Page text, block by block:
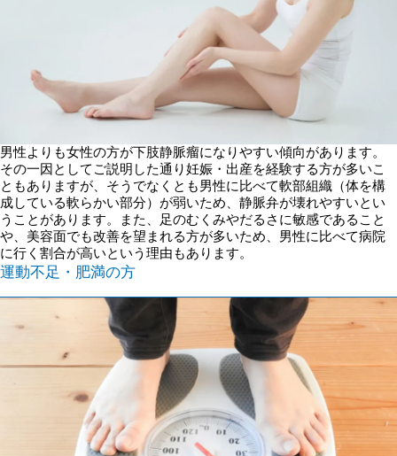
男性よりも女性の方が下肢静脈瘤になりやすい傾向があります。
その一因としてご説明した通り妊娠・出産を経験する方が多いこ
ともありますが、そうでなくとも男性に比べて軟部組織（体を構
成している軟らかい部分）が弱いため、静脈弁が壊れやすいとい
うことがあります。また、足のむくみやだるさに敏感であること
や、美容面でも改善を望まれる方が多いため、男性に比べて病院
に行く割合が高いという理由もあります。
運動不足・肥満の方